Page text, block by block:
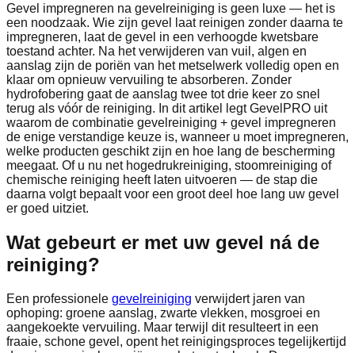
Gevel impregneren na gevelreiniging is geen luxe — het is
een noodzaak. Wie zijn gevel laat reinigen zonder daarna te
impregneren, laat de gevel in een verhoogde kwetsbare
toestand achter. Na het verwijderen van vuil, algen en
aanslag zijn de poriën van het metselwerk volledig open en
klaar om opnieuw vervuiling te absorberen. Zonder
hydrofobering gaat de aanslag twee tot drie keer zo snel
terug als vóór de reiniging. In dit artikel legt GevelPRO uit
waarom de combinatie gevelreiniging + gevel impregneren
de enige verstandige keuze is, wanneer u moet impregneren,
welke producten geschikt zijn en hoe lang de bescherming
meegaat. Of u nu net hogedrukreiniging, stoomreiniging of
chemische reiniging heeft laten uitvoeren — de stap die
daarna volgt bepaalt voor een groot deel hoe lang uw gevel
er goed uitziet.
Wat gebeurt er met uw gevel ná de
reiniging?
Een professionele gevelreiniging verwijdert jaren van
ophoping: groene aanslag, zwarte vlekken, mosgroei en
aangekoekte vervuiling. Maar terwijl dit resulteert in een
fraaie, schone gevel, opent het reinigingsproces tegelijkertijd